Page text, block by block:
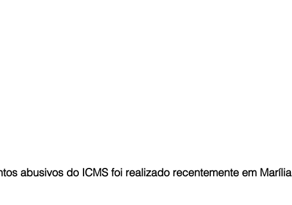
abusivos do ICMS foi realizado recentemente em Marília